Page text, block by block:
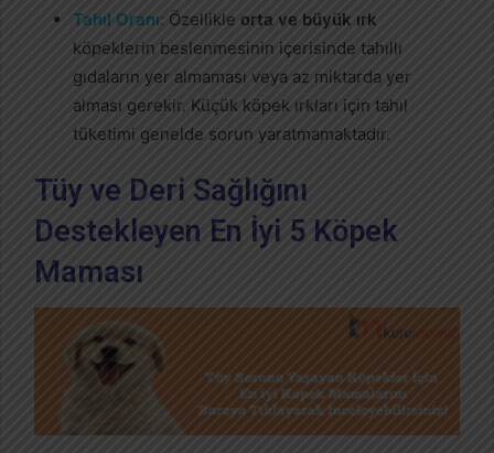
Tahıl Oranı: Özellikle orta ve büyük ırk
köpeklerin beslenmesinin içerisinde tahıllı
gıdaların yer almaması veya az miktarda yer
alması gerekir. Küçük köpek ırkları için tahıl
tüketimi genelde sorun yaratmamaktadır.
Tüy ve Deri Sağlığını
Destekleyen En İyi 5 Köpek
Maması